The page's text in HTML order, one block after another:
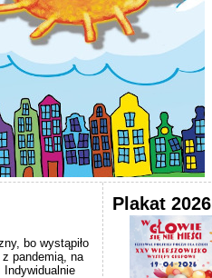
bo wystąpiło
pandemią, na
Indywidualnie
Plakat 2026